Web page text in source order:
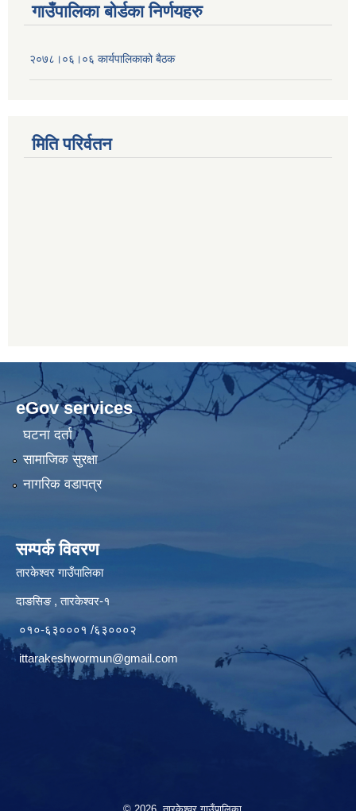
गाउँपालिका बोर्डका निर्णयहरु
२०७८।०६।०६ कार्यपालिकाको बैठक
मिति परिर्वतन
eGov services
घटना दर्ता
सामाजिक सुरक्षा
नागरिक वडापत्र
सम्पर्क विवरण
तारकेश्वर गाउँपालिका
दाङसिङ , तारकेश्वर-१
०१०-६३०००१ /६३०००२
ittarakeshwormun@gmail.com